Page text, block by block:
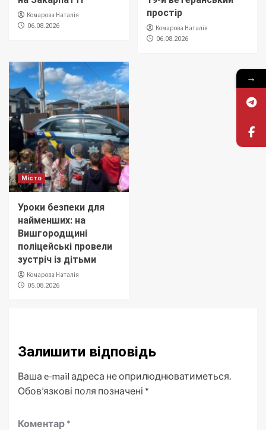
Комарова Наталія
06.08.2026
простір
Комарова Наталія
06.08.2026
Місто
Уроки безпеки для
найменших: на
Вишгородщині
поліцейські провели
зустріч із дітьми
Комарова Наталія
05.08.2026
Залишити відповідь
Ваша e-mail адреса не оприлюднюватиметься.
Обов’язкові поля позначені *
Коментар *
→